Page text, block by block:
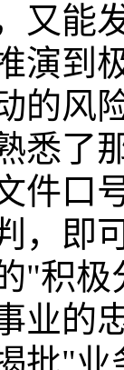
又能
演到
的风
悉了
件口
，即
"积
业的
批"